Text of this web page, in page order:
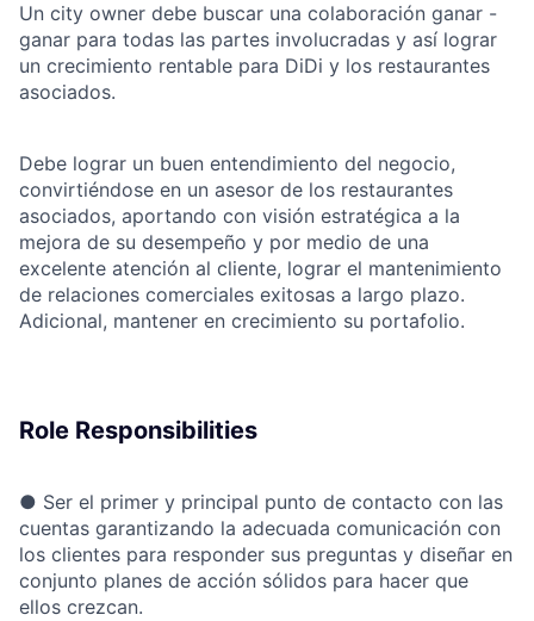
Un city owner debe buscar una colaboración ganar -
ganar para todas las partes involucradas y así lograr
un crecimiento rentable para DiDi y los restaurantes
asociados.
Debe lograr un buen entendimiento del negocio,
convirtiéndose en un asesor de los restaurantes
asociados, aportando con visión estratégica a la
mejora de su desempeño y por medio de una
excelente atención al cliente, lograr el mantenimiento
de relaciones comerciales exitosas a largo plazo.
Adicional, mantener en crecimiento su portafolio.
Role Responsibilities
● Ser el primer y principal punto de contacto con las
cuentas garantizando la adecuada comunicación con
los clientes para responder sus preguntas y diseñar en
conjunto planes de acción sólidos para hacer que
ellos crezcan.